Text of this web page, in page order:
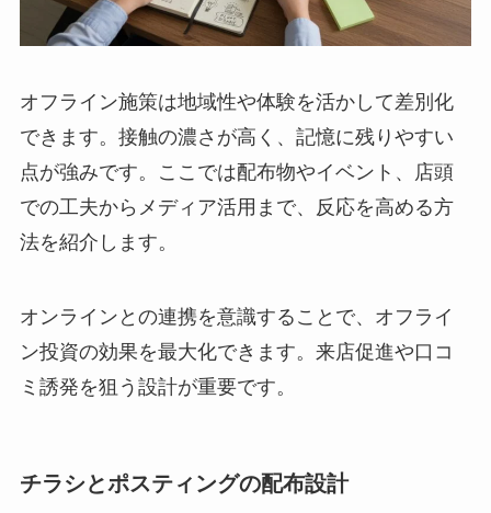
オフライン施策は地域性や体験を活かして差別化
できます。接触の濃さが高く、記憶に残りやすい
点が強みです。ここでは配布物やイベント、店頭
での工夫からメディア活用まで、反応を高める方
法を紹介します。
オンラインとの連携を意識することで、オフライ
ン投資の効果を最大化できます。来店促進や口コ
ミ誘発を狙う設計が重要です。
チラシとポスティングの配布設計